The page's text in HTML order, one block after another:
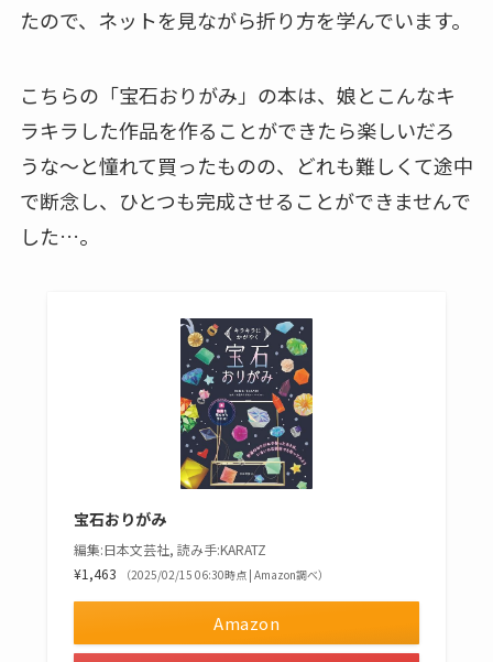
たので、ネットを見ながら折り方を学んでいます。
こちらの「宝石おりがみ」の本は、娘とこんなキ
ラキラした作品を作ることができたら楽しいだろ
うな～と憧れて買ったものの、どれも難しくて途中
で断念し、ひとつも完成させることができませんで
した…。
宝石おりがみ
編集:日本文芸社, 読み手:KARATZ
¥1,463
（2025/02/15 06:30時点 | Amazon調べ）
Amazon